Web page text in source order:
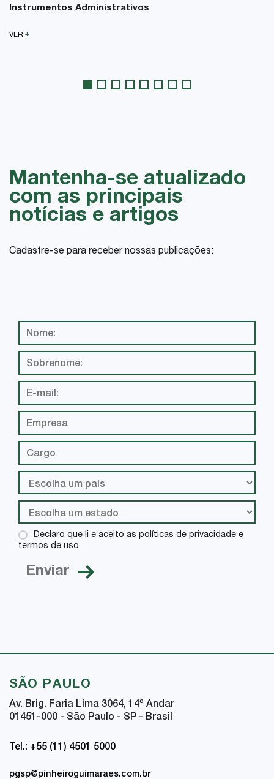
Instrumentos Administrativos
VER +
Mantenha-se atualizado
com as principais
notícias e artigos
Cadastre-se para receber nossas publicações:
Declaro que li e aceito as políticas de privacidade e
termos de uso.
SÃO PAULO
Av. Brig. Faria Lima 3064, 14º Andar
01451-000 - São Paulo - SP - Brasil
Tel.: +55 (11) 4501 5000
pgsp@pinheiroguimaraes.com.br